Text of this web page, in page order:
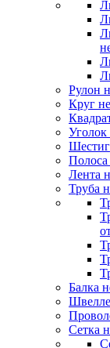
Рулон
Круг
Лента
Труба
Балка
Сетка